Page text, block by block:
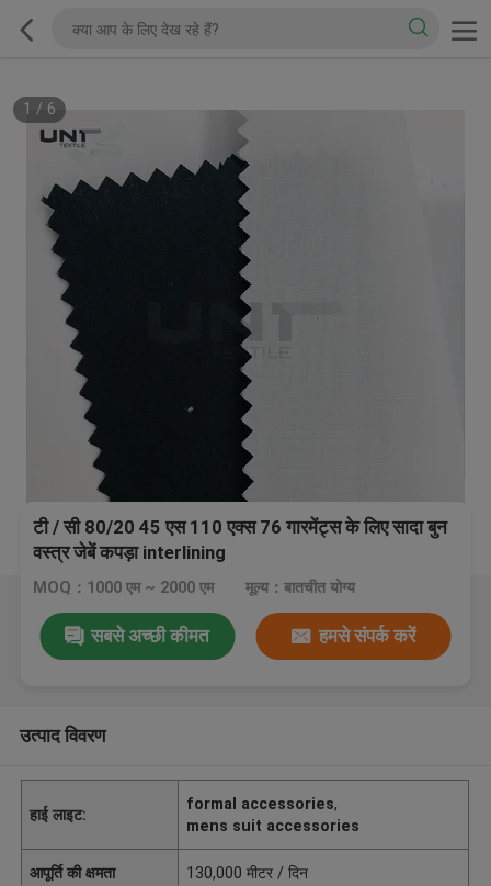
1 / 6
टी / सी 80/20 45 एस 110 एक्स 76 गारमेंट्स के लिए सादा बुन
वस्त्र जेबें कपड़ा interlining
MOQ：1000 एम ~ 2000 एम मूल्य：बातचीत योग्य
सबसे अच्छी कीमत हमसे संपर्क करें
उत्पाद विवरण
हाई लाइट:
formal accessories,
mens suit accessories
आपूर्ति की क्षमता 130,000 मीटर / दिन